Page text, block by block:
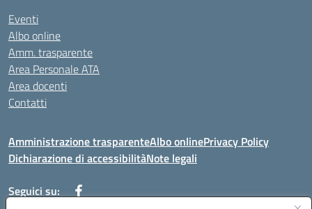
Eventi
Albo online
Amm. trasparente
Area Personale ATA
Area docenti
Contatti
Amministrazione trasparenteAlbo onlinePrivacy Policy
Dichiarazione di accessibilitàNote legali
Seguici su: